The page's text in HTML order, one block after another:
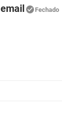
Fechado